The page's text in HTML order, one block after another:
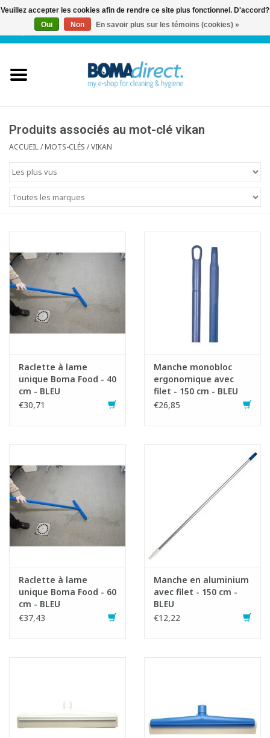
FR| 0 Articles
Service client
Produits associés au mot-clé vikan
ACCUEIL/MOTS-CLÉS /VIKAN
Raclette à lame
unique Boma Food - 40
cm - BLEU
€30,71
Manche monobloc
ergonomique avec
filet - 150 cm - BLEU
€26,85
Raclette à lame
unique Boma Food - 60
cm - BLEU
€37,43
Manche en aluminium
avec filet - 150 cm -
BLEU
€12,22
Veuillez accepter les cookies afin de rendre ce site plus fonctionnel. D'accord?
Oui
Non En savoir plus sur les témoins (cookies) »